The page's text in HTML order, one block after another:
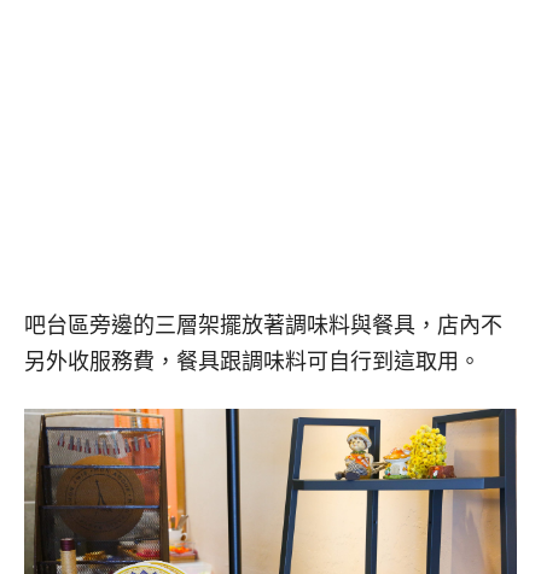
吧台區旁邊的三層架擺放著調味料與餐具，店內不
另外收服務費，餐具跟調味料可自行到這取用。